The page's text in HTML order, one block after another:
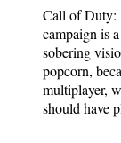
Call of Duty:
campaign is
sobering
popcorn,
multiplayer,
should have